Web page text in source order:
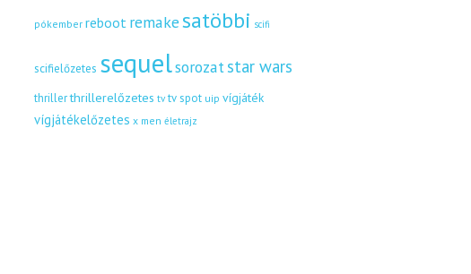
pókember reboot remakesatöbbi scifi
scifielőzetes sequelsorozatstar wars
thrillerthrillerelőzetes tv tv spot uip vígjáték
vígjátékelőzetes x men életrajz